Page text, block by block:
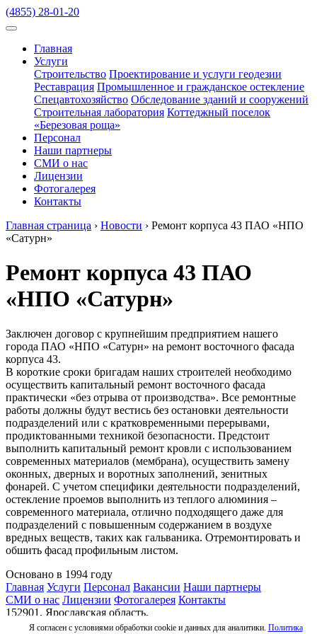
Я согласен с условиями обработки cookie и данных для аналитики. Политика
(4855) 28-01-20
Главная
Услуги
Строительство Проектирование и услуги геодезии
Реставрация Промышленное и гражданское остекление
Спецавтохозяйство Обследование зданий и сооружений
Строительная лаборатория Коттеджный поселок
«Березовая роща»
Персонал
Наши партнеры
СМИ о нас
Лицензии
Фотогалерея
Контакты
Главная страница › Новости › Ремонт корпуса 43 ПАО «НПО
«Сатурн»
Ремонт корпуса 43 ПАО
«НПО «Сатурн»
Заключен договор с крупнейшим предприятием нашего
города ПАО «НПО «Сатурн» на ремонт восточного фасада
корпуса 43.
В короткие сроки бригадам наших строителей необходимо
осуществить капитальный ремонт восточного фасада
практически «без отрыва от производства». Все ремонтные
работы должны будут вестись без остановки деятельности
подразделений или с кратковременными перерывами,
продиктованными техникой безопасности. Предстоит
выполнить капитальный ремонт кровли с использованием
современных материалов (мембрана), осуществить замену
оконных, дверных и воротных заполнений, зенитных
фонарей. С учетом специфики деятельности подразделений,
остекление проемов выполнить из теплого алюминия –
современного материала, отлично подходящего даже для
подразделений с повышенным содержанием в воздухе
вредных веществ, таких как гальваника. Отремонтировать и
обшить фасад профильным листом.
Основано в 1994 году
Главная Услуги Персонал Вакансии Наши партнеры
СМИ о нас Лицензии Фотогалерея Контакты
152901, Ярославская область,
г. Рыбинск, Красная площадь, д.3